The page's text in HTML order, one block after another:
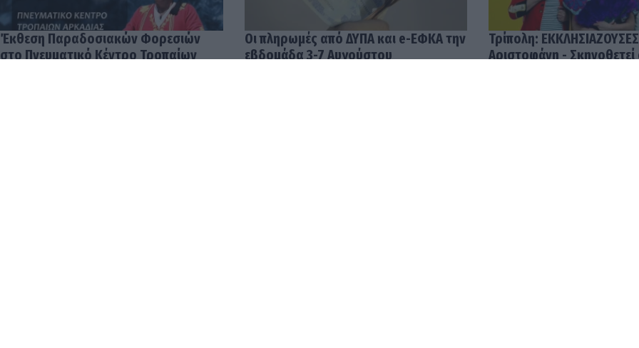
Έκθεση Παραδοσιακών Φορεσιών
στο Πνευματικό Κέντρο Τροπαίων
Οι πληρωμές από ΔΥΠΑ και e-ΕΦΚΑ την
εβδομάδα 3-7 Αυγούστου
Τρίπολη:
Αριστοφάνη -